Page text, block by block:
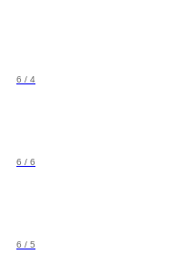
4 / 6
6 / 6
5 / 6